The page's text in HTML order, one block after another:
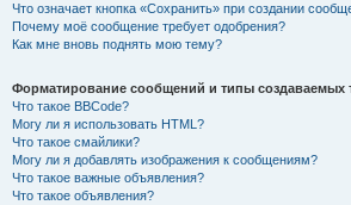
Что означает кнопка «Сохранить» при создании
Почему моё сообщение требует одобрения?
Как мне вновь поднять мою тему?
Форматирование сообщений и типы создаваемых
Что такое BBCode?
Могу ли я использовать HTML?
Что такое смайлики?
Могу ли я добавлять изображения к сообщениям?
Что такое важные объявления?
Что такое объявления?